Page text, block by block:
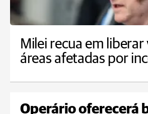
Milei recua em liberar
áreas afetadas por
Operário oferecerá